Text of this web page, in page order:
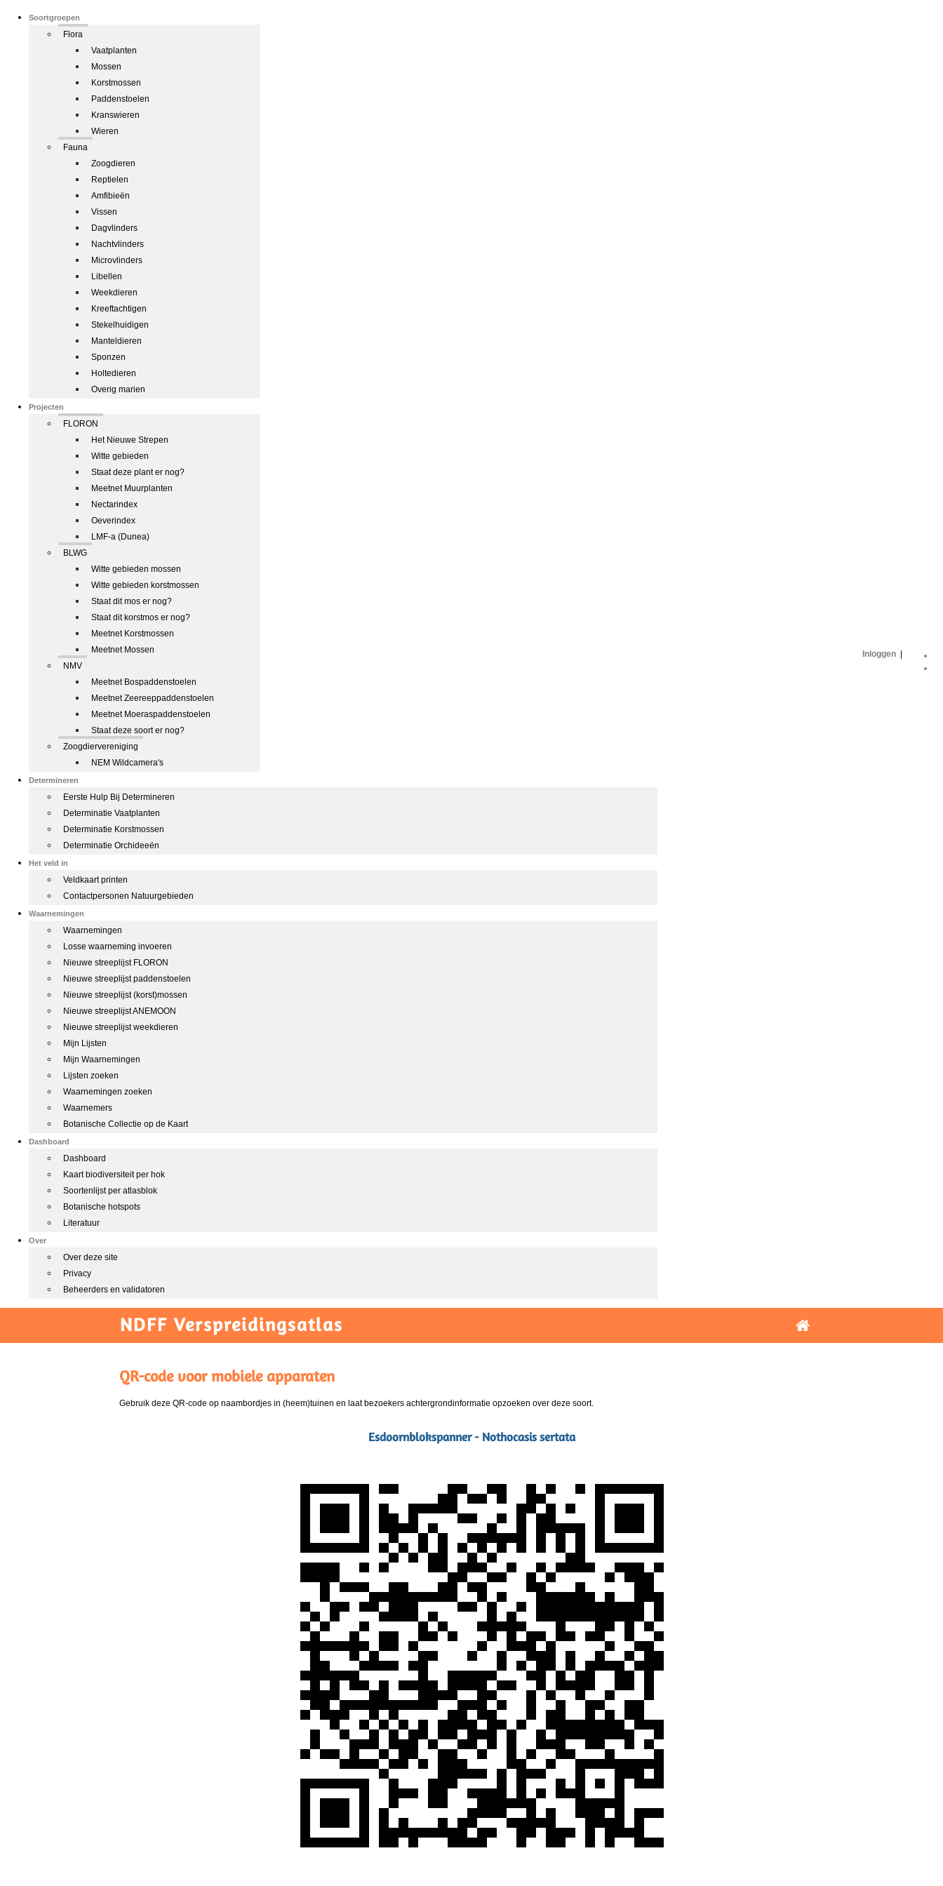
Soortgroepen
Flora
Vaatplanten
Mossen
Korstmossen
Paddenstoelen
Kranswieren
Wieren
Fauna
Zoogdieren
Reptielen
Amfibieën
Vissen
Dagvlinders
Nachtvlinders
Microvlinders
Libellen
Weekdieren
Kreeftachtigen
Stekelhuidigen
Manteldieren
Sponzen
Holtedieren
Overig marien
Projecten
FLORON
Het Nieuwe Strepen
Witte gebieden
Staat deze plant er nog?
Meetnet Muurplanten
Nectarindex
Oeverindex
LMF-a (Dunea)
BLWG
Witte gebieden mossen
Witte gebieden korstmossen
Staat dit mos er nog?
Staat dit korstmos er nog?
Meetnet Korstmossen
Meetnet Mossen
NMV
Meetnet Bospaddenstoelen
Meetnet Zeereeppaddenstoelen
Meetnet Moeraspaddenstoelen
Staat deze soort er nog?
Zoogdiervereniging
NEM Wildcamera's
Determineren
Eerste Hulp Bij Determineren
Determinatie Vaatplanten
Determinatie Korstmossen
Determinatie Orchideeën
Het veld in
Veldkaart printen
Contactpersonen Natuurgebieden
Waarnemingen
Waarnemingen
Losse waarneming invoeren
Nieuwe streeplijst FLORON
Nieuwe streeplijst paddenstoelen
Nieuwe streeplijst (korst)mossen
Nieuwe streeplijst ANEMOON
Nieuwe streeplijst weekdieren
Mijn Lijsten
Mijn Waarnemingen
Lijsten zoeken
Waarnemingen zoeken
Waarnemers
Botanische Collectie op de Kaart
Dashboard
Dashboard
Kaart biodiversiteit per hok
Soortenlijst per atlasblok
Botanische hotspots
Literatuur
Over
Over deze site
Privacy
Beheerders en validatoren
Inloggen
NDFF Verspreidingsatlas
QR-code voor mobiele apparaten
Gebruik deze QR-code op naambordjes in (heem)tuinen en laat bezoekers achtergrondinformatie opzoeken over deze soort.
Esdoornblokspanner - Nothocasis sertata